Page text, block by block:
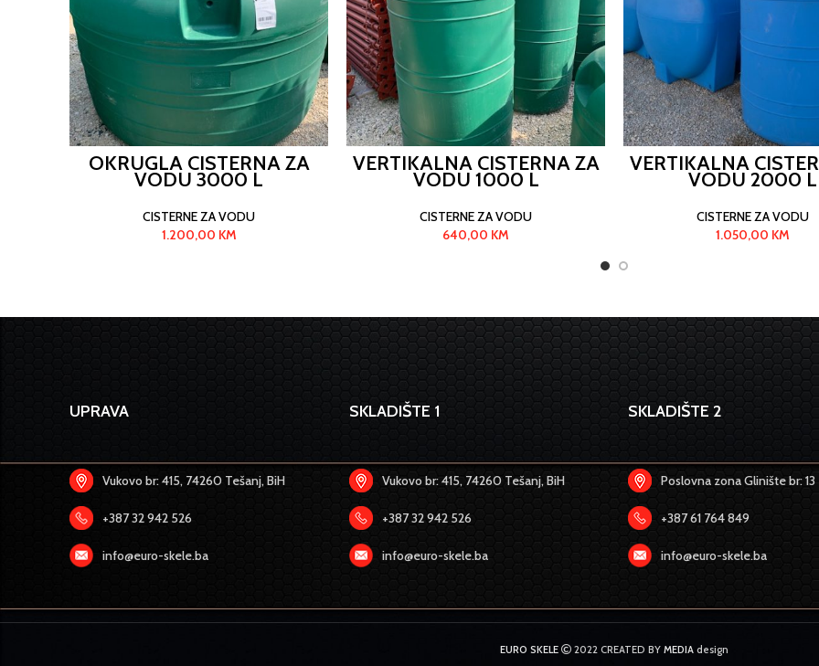
OKRUGLA CISTERNA ZA
VODU 3000 L
CISTERNE ZA VODU
1.200,00 KM
VERTIKALNA CISTERNA ZA
VODU 1000 L
CISTERNE ZA VODU
640,00 KM
VERTIKALNA
VODU 2000 L
CISTERNE ZA VODU
1.050,00 KM
UPRAVA
Vukovo br: 415, 74260 Tešanj, BiH
+387 32 942 526
info@euro-skele.ba
SKLADIŠTE 1
Vukovo br: 415, 74260 Tešanj, BiH
+387 32 942 526
info@euro-skele.ba
SKLADIŠTE 2
Poslovna zona Glinište br: 13
+387 61 764 849
info@euro-skele.ba
EURO SKELE 2022 CREATED BY MEDIA design